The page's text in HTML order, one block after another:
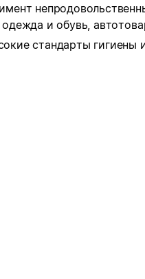
и обувь,
стандарты гигиены